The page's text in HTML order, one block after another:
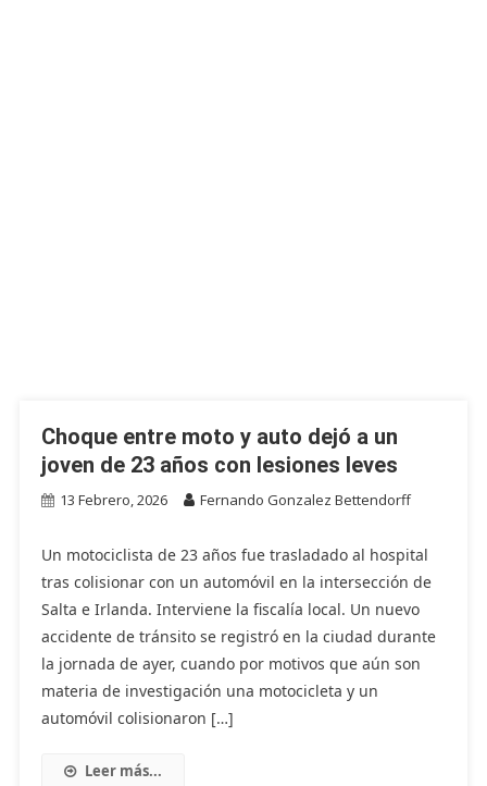
Choque entre moto y auto dejó a un
joven de 23 años con lesiones leves
13 Febrero, 2026 Fernando Gonzalez Bettendorff
Un motociclista de 23 años fue trasladado al hospital
tras colisionar con un automóvil en la intersección de
Salta e Irlanda. Interviene la fiscalía local. Un nuevo
accidente de tránsito se registró en la ciudad durante
la jornada de ayer, cuando por motivos que aún son
materia de investigación una motocicleta y un
automóvil colisionaron […]
Leer más...